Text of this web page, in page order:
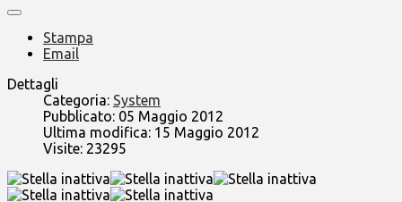
Stampa
Email
Dettagli
Categoria: System
Pubblicato: 05 Maggio 2012
Ultima modifica: 15 Maggio 2012
Visite: 23295